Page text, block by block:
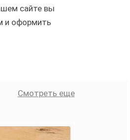
сайте вы
и оформить
Смотреть еще